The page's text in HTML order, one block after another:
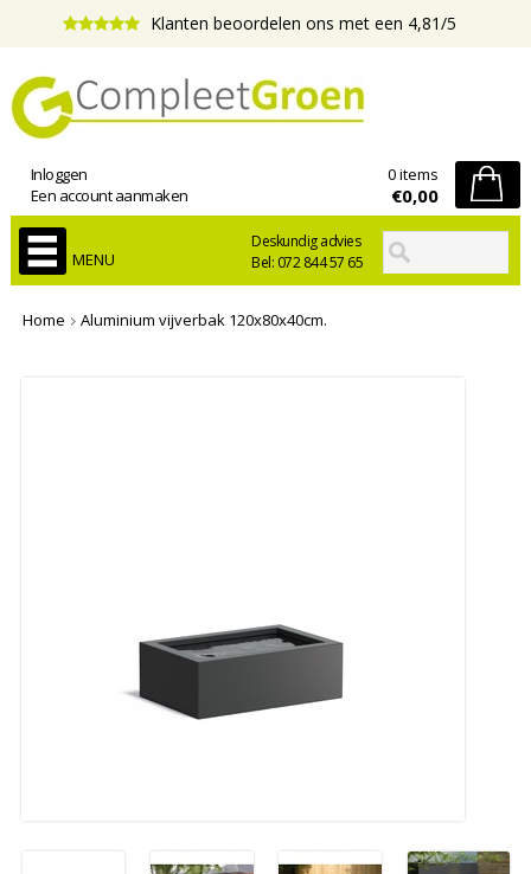
Klanten beoordelen ons met een 4,81/5
Deskundig advies
Bel: 072 844 57 65
Inloggen
Een account aanmaken
0 items
€0,00
MENU
Home Aluminium vijverbak 120x80x40cm.